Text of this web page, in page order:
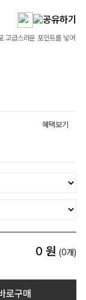
고급스러운 포인트를 넣어
혜택보기
0 원 (0개)
로구매